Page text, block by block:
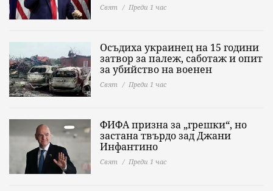
Свят Преди 1 час
Осъдиха украинец на 15 години
затвор за палеж, саботаж и опит
за убийство на военен
Свят Преди 1 час
ФИФА призна за „грешки“, но
застана твърдо зад Джани
Инфантино
Свят Преди 1 час